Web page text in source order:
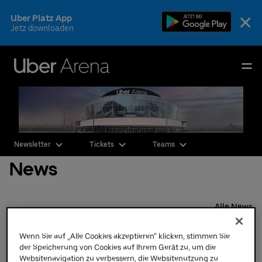
to
content
Tickets
×
Uber Platz App
Jetz downloaden
English
Events & Tickets
Ihr Besuch
Die Arena
CSR & Nachhaltigkeit
Newsletter Tickets Teams
News
Alle News
Einführung von
Wenn Sie auf „Alle Cookies akzeptieren“ klicken, stimmen Sie
der Speicherung von Cookies auf Ihrem Gerät zu, um die
Websitenavigation zu verbessern, die Websitenutzung zu